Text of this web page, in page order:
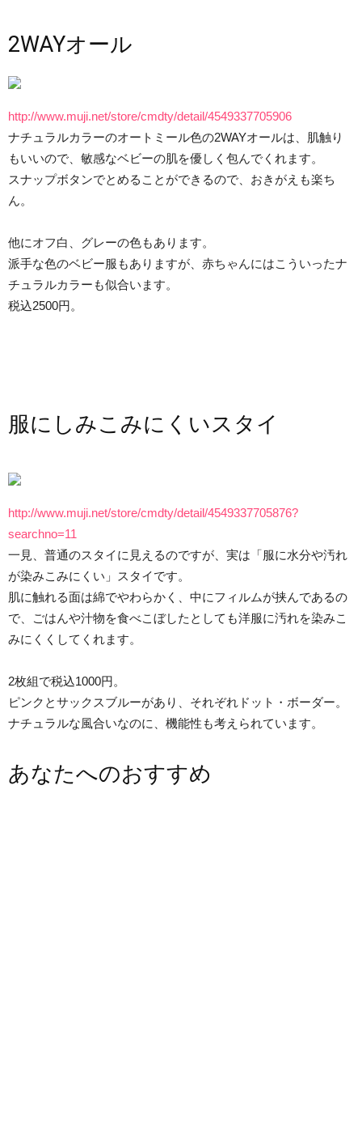
2WAYオール
http://www.muji.net/store/cmdty/detail/4549337705906
ナチュラルカラーのオートミール色の2WAYオールは、肌触り
もいいので、敏感なベビーの肌を優しく包んでくれます。
スナップボタンでとめることができるので、おきがえも楽ち
ん。
他にオフ白、グレーの色もあります。
派手な色のベビー服もありますが、赤ちゃんにはこういったナ
チュラルカラーも似合います。
税込2500円。
服にしみこみにくいスタイ
http://www.muji.net/store/cmdty/detail/4549337705876?
searchno=11
一見、普通のスタイに見えるのですが、実は「服に水分や汚れ
が染みこみにくい」スタイです。
肌に触れる面は綿でやわらかく、中にフィルムが挟んであるの
で、ごはんや汁物を食べこぼしたとしても洋服に汚れを染みこ
みにくくしてくれます。
2枚組で税込1000円。
ピンクとサックスブルーがあり、それぞれドット・ボーダー。
ナチュラルな風合いなのに、機能性も考えられています。
あなたへのおすすめ